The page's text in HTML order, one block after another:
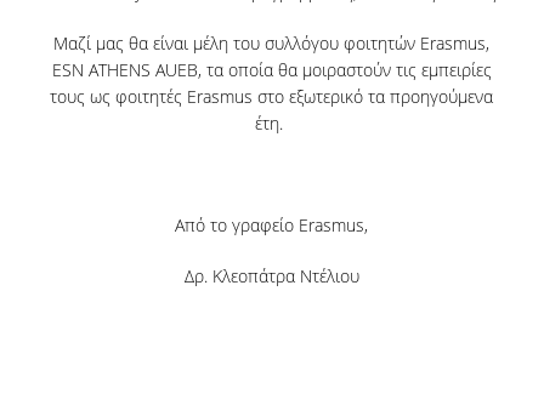
Μαζί μας θα είναι μέλη του συλλόγου φοιτητών Erasmus,
ESN ATHENS AUEB, τα οποία θα μοιραστούν τις εμπειρίες
τους ως φοιτητές Erasmus στο εξωτερικό τα προηγούμενα
έτη.
Από το γραφείο Erasmus,
Δρ. Κλεοπάτρα Ντέλιου